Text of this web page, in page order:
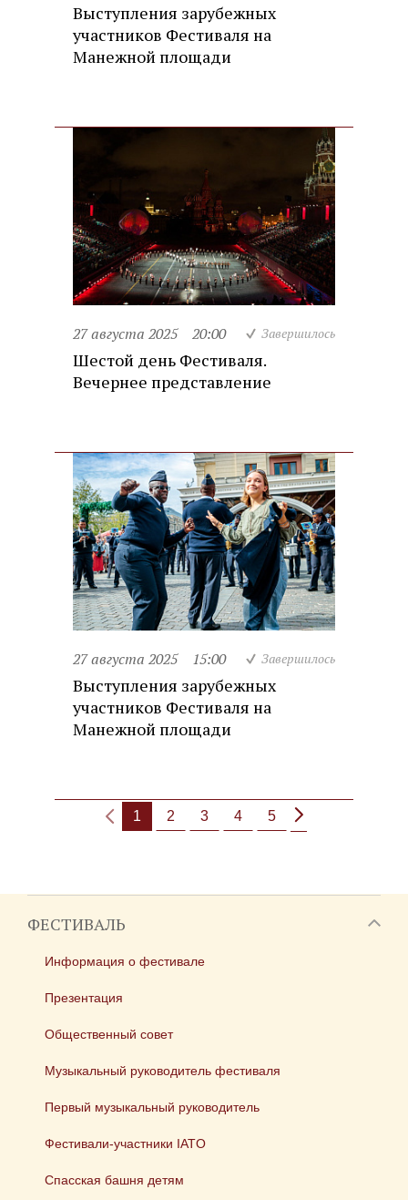
Выступления зарубежных
участников Фестиваля на
Манежной площади
27 августа 2025 20:00 Завершилось
Шестой день Фестиваля.
Вечернее представление
27 августа 2025 15:00 Завершилось
Выступления зарубежных
участников Фестиваля на
Манежной площади
1 2 3 4 5
ФЕСТИВАЛЬ
Информация о фестивале
Презентация
Общественный совет
Музыкальный руководитель фестиваля
Первый музыкальный руководитель
Фестивали-участники IATO
Спасская башня детям